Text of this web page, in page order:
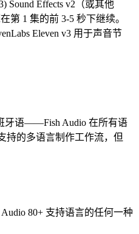
Effects v2（或其他
1 集的前 3-5 秒下继续。
Eleven v3 用于声音节
牙语——Fish Audio 在所有语
持的多语言制作工作流，但
80+ 支持语言的任何一种